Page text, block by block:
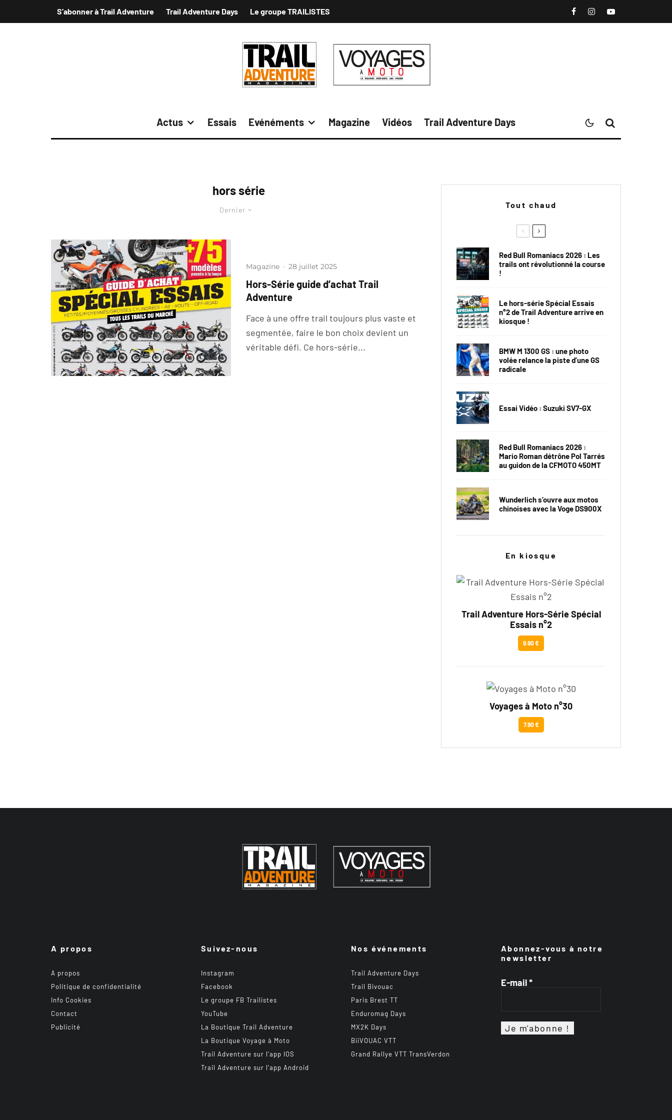
S’abonner à Trail Adventure Trail Adventure Days Le groupe TRAILISTES
Actus Essais Evénéments Magazine Vidéos Trail Adventure Days
hors série
Dernier
Magazine · 28 juillet 2025
Hors-Série guide d’achat Trail
Adventure
Face à une offre trail toujours plus vaste et
segmentée, faire le bon choix devient un
véritable défi. Ce hors-série...
Tout chaud
Red Bull Romaniacs 2026 : Les
trails ont révolutionné la course
!
Le hors-série Spécial Essais
n°2 de Trail Adventure arrive en
kiosque !
BMW M 1300 GS : une photo
volée relance la piste d’une GS
radicale
Essai Vidéo : Suzuki SV7-GX
Red Bull Romaniacs 2026 :
Mario Roman détrône Pol Tarrés
au guidon de la CFMOTO 450MT
Wunderlich s’ouvre aux motos
chinoises avec la Voge DS900X
En kiosque
Trail Adventure Hors-Série Spécial
Essais n°2
9.90 €
Voyages à Moto n°30
7.90 €
A propos
A propos
Politique de confidentialité
Info Cookies
Contact
Publicité
Suivez-nous
Instagram
Facebook
Le groupe FB Trailistes
YouTube
La Boutique Trail Adventure
La Boutique Voyage à Moto
Trail Adventure sur l’app IOS
Trail Adventure sur l’app Android
Nos événements
Trail Adventure Days
Trail Bivouac
Paris Brest TT
Enduromag Days
MX2K Days
BiiVOUAC VTT
Grand Rallye VTT TransVerdon
Abonnez-vous à notre
newsletter
E-mail*